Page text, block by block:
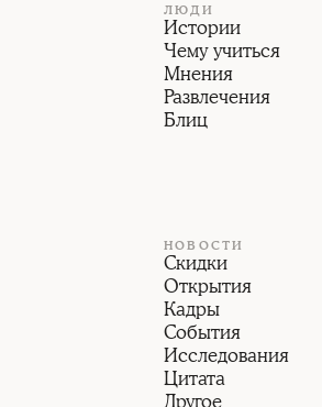
ЛЮДИ
Истории
Чему учиться
Мнения
Развлечения
Блиц
НОВОСТИ
Скидки
Открытия
Кадры
События
Исследования
Цитата